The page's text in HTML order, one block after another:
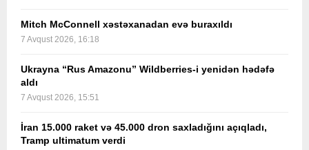
Mitch McConnell xəstəxanadan evə buraxıldı
7 Avqust 2026, 16:18
Ukrayna “Rus Amazonu” Wildberries-i yenidən hədəfə
aldı
7 Avqust 2026, 15:51
İran 15.000 raket və 45.000 dron saxladığını açıqladı,
Tramp ultimatum verdi